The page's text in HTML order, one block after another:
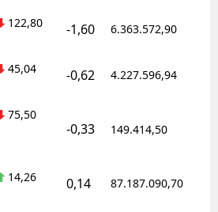
122,80 -1,60 6.363.572,90
45,04 -0,62 4.227.596,94
75,50
-0,33 149.414,50
14,26 0,14 87.187.090,70